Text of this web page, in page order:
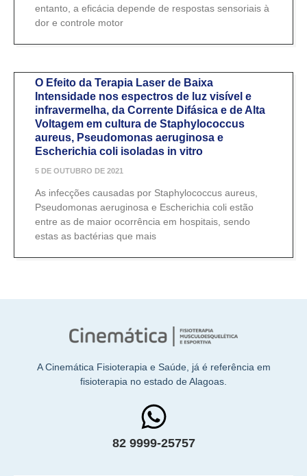
entanto, a eficácia depende de respostas sensoriais à
dor e controle motor
O Efeito da Terapia Laser de Baixa
Intensidade nos espectros de luz visível e
infravermelha, da Corrente Difásica e de Alta
Voltagem em cultura de Staphylococcus
aureus, Pseudomonas aeruginosa e
Escherichia coli isoladas in vitro
5 DE OUTUBRO DE 2021
As infecções causadas por Staphylococcus aureus,
Pseudomonas aeruginosa e Escherichia coli estão
entre as de maior ocorrência em hospitais, sendo
estas as bactérias que mais
A Cinemática Fisioterapia e Saúde, já é referência em
fisioterapia no estado de Alagoas.
82 9999-25757